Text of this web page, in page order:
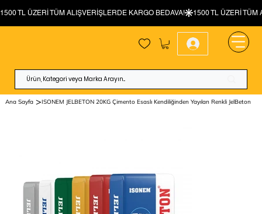
Ana Sayfa >ISONEM JELBETON 20KG Çimento Esaslı Kendiliğinden Yayılan Renkli JelBeton